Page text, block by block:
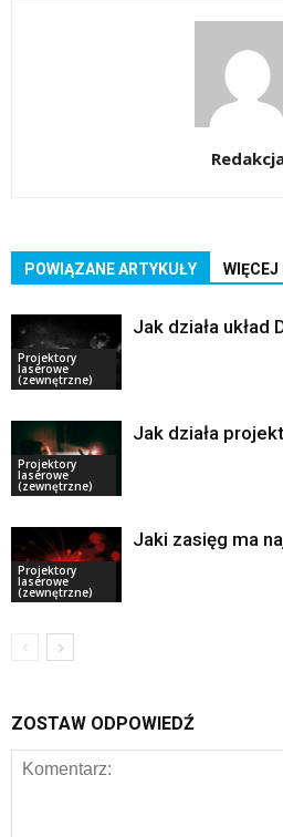
POWIĄZANE ARTYKUŁY WIĘCEJ
Projektory
laserowe
(zewnętrzne)
Jak działa układ
Projektory
laserowe
(zewnętrzne)
Jak działa
Projektory
laserowe
(zewnętrzne)
Jaki zasięg ma
ZOSTAW ODPOWIEDŹ